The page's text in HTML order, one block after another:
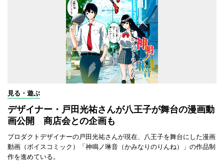
見る・遊ぶ
デザイナー・戸田光祐さんが八王子が舞台の漫画動
画公開 商店会との企画も
プロダクトデザイナーの戸田光祐さんが現在、八王子を舞台にした漫画
動画（ボイスコミック）「神鳴ノ琳音（かみなりのりんね）」の作品制
作を進めている。